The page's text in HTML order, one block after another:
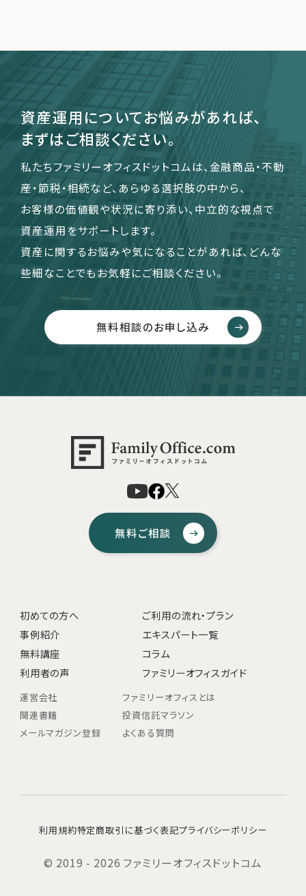
資産運用についてお悩みがあれば、
まずはご相談ください。
私たちファミリーオフィスドットコムは、金融商品・不動
産・節税・相続など、あらゆる選択肢の中から、
お客様の価値観や状況に寄り添い、中立的な視点で
資産運用をサポートします。
資産に関するお悩みや気になることがあれば、どんな
些細なことでもお気軽にご相談ください。
無料相談のお申し込み
無料ご相談
初めての方へ
ご利用の流れ・プラン
事例紹介
エキスパート一覧
無料講座
コラム
利用者の声
ファミリーオフィスガイド
運営会社
ファミリーオフィスとは
関連書籍
投資信託マラソン
メールマガジン登録
よくある質問
利用規約特定商取引に基づく表記プライバシーポリシー
© 2019 - 2026 ファミリーオフィスドットコム